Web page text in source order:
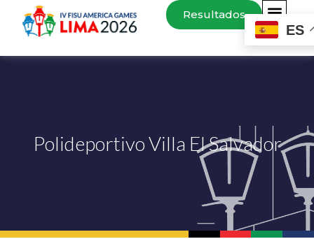
Resultados
Polideportivo Villa El Salvador
ES